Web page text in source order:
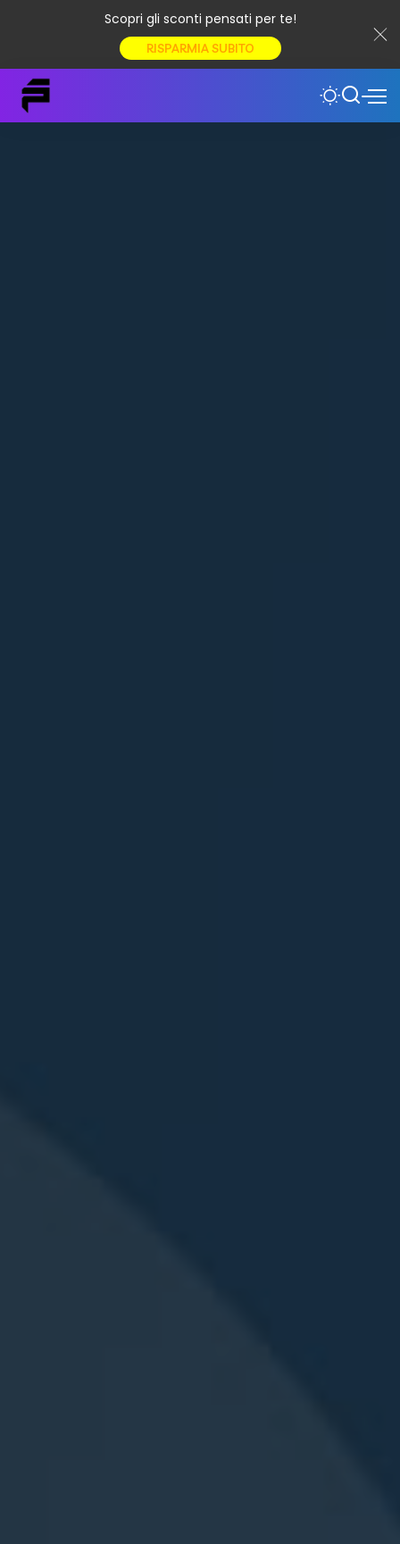
Scopri gli sconti pensati per te!
RISPARMIA SUBITO